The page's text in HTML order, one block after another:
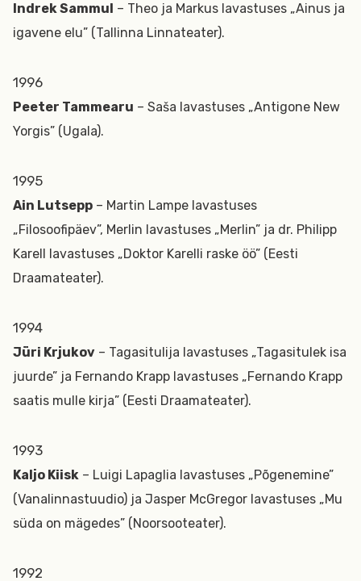
Indrek Sammul – Theo ja Markus lavastuses „Ainus ja
igavene elu” (Tallinna Linnateater).
1996
Peeter Tammearu – Saša lavastuses „Antigone New
Yorgis” (Ugala).
1995
Ain Lutsepp – Martin Lampe lavastuses
„Filosoofipäev”, Merlin lavastuses „Merlin” ja dr. Philipp
Karell lavastuses „Doktor Karelli raske öö” (Eesti
Draamateater).
1994
Jüri Krjukov – Tagasitulija lavastuses „Tagasitulek isa
juurde” ja Fernando Krapp lavastuses „Fernando Krapp
saatis mulle kirja” (Eesti Draamateater).
1993
Kaljo Kiisk – Luigi Lapaglia lavastuses „Põgenemine”
(Vanalinnastuudio) ja Jasper McGregor lavastuses „Mu
süda on mägedes” (Noorsooteater).
1992